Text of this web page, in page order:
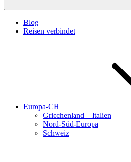
Blog
Reisen verbindet
Europa-CH
Griechenland – Italien
Nord-Süd-Europa
Schweiz